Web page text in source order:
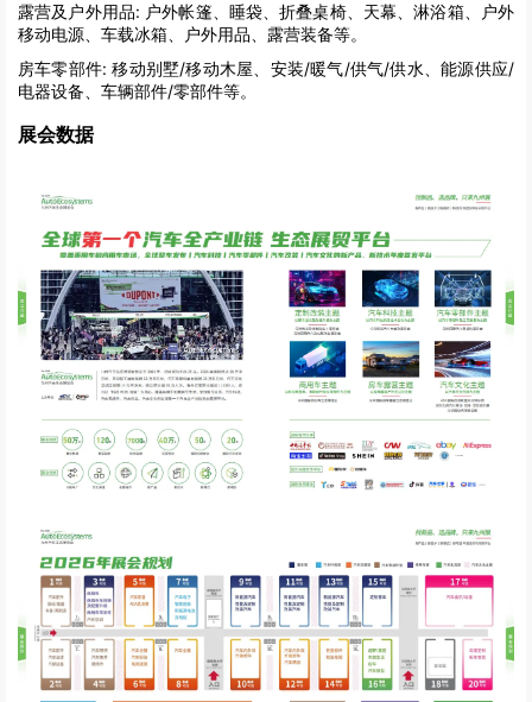
露营及户外用品: 户外帐篷、睡袋、折叠桌椅、天幕、淋浴箱、户外
移动电源、车载冰箱、户外用品、露营装备等。
房车零部件: 移动别墅/移动木屋、安装/暖气/供气/供水、能源供应/
电器设备、车辆部件/零部件等。
展会数据